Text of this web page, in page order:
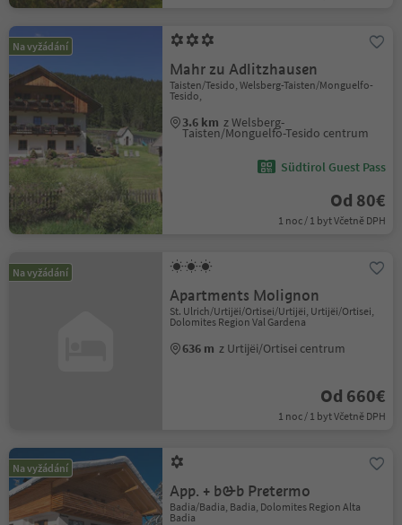
Na vyžádání
Mahr zu Adlitzhausen
Taisten/Tesido, Welsberg-Taisten/Monguelfo-
Tesido,
3.6 km z Welsberg-
Taisten/Monguelfo-Tesido centrum
Südtirol Guest Pass
Od 80€
1 noc / 1 byt Včetně DPH
Na vyžádání
Apartments Molignon
St. Ulrich/Urtijëi/Ortisei/Urtijëi, Urtijëi/Ortisei,
Dolomites Region Val Gardena
636 m z Urtijëi/Ortisei centrum
Od 660€
1 noc / 1 byt Včetně DPH
Na vyžádání
App. + b&b Pretermo
Badia/Badia, Badia, Dolomites Region Alta
Badia